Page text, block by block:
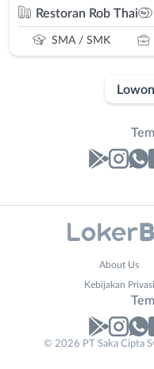
Restoran Rob Thai
SMA / SMK
Lowongan
No. Telp /
About Us
Kebijakan Privasi
© 2026 PT Saka Cipta